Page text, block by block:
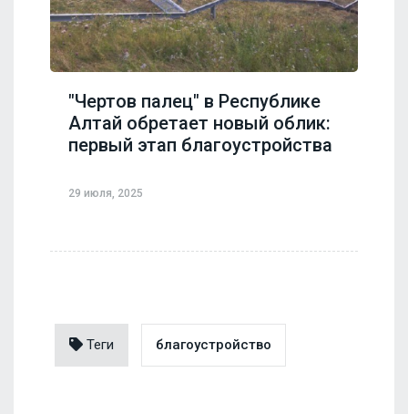
"Чертов палец" в Республике
Алтай обретает новый облик:
первый этап благоустройства
29 июля, 2025
Теги благоустройство